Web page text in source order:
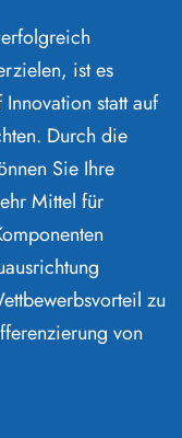
ist es
statt auf
Durch die
Sie Ihre
Mittel für
zu
von